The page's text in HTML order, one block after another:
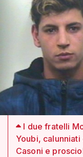
I due fratelli
Youbi,
Casoni e